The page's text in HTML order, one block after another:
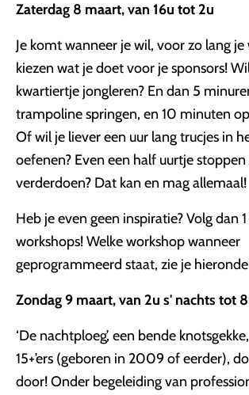
Zaterdag 8 maart, van 16u tot 2u
Je komt wanneer je wil, voor zo lang je
kiezen wat je doet voor je sponsors!
kwartiertje jongleren? En dan 5
trampoline springen, en 10 minuten
Of wil je liever een uur lang trucjes in
oefenen? Even een half uurtje
verderdoen? Dat kan en mag allemaal!
Heb je even geen inspiratie? Volg dan
workshops! Welke workshop wanneer
geprogrammeerd staat, zie je
Zondag 9 maart, van 2u s' nachts tot
‘De nachtploeg’, een bende
15+’ers (geboren in 2009 of eerder),
door! Onder begeleiding van